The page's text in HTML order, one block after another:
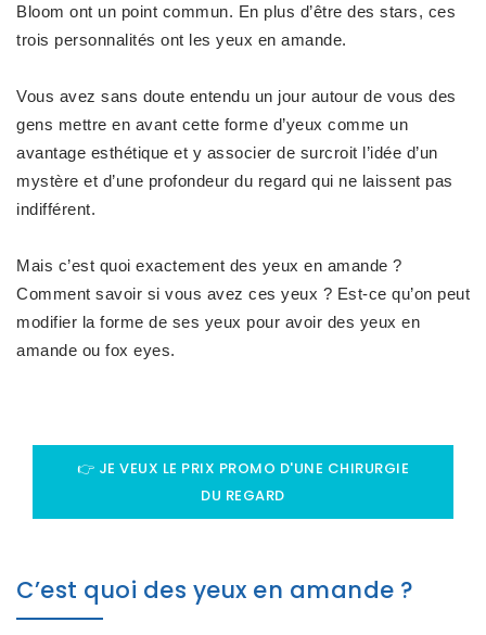
Bloom ont un point commun. En plus d’être des stars, ces
trois personnalités ont les yeux en amande.
Vous avez sans doute entendu un jour autour de vous des
gens mettre en avant cette forme d’yeux comme un
avantage esthétique et y associer de surcroit l’idée d’un
mystère et d’une profondeur du regard qui ne laissent pas
indifférent.
Mais c’est quoi exactement des yeux en amande ?
Comment savoir si vous avez ces yeux ? Est-ce qu’on peut
modifier la forme de ses yeux pour avoir des yeux en
amande ou fox eyes.
👉 JE VEUX LE PRIX PROMO D'UNE CHIRURGIE
DU REGARD
C’est quoi des yeux en amande ?